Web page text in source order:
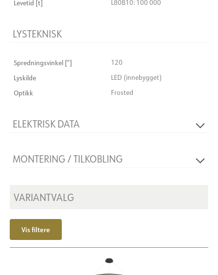
Levetid [t] L80B10: 100 000
LYSTEKNISK
Spredningsvinkel [°] 120
Lyskilde LED (innebygget)
Optikk Frosted
ELEKTRISK DATA
Spenning [V] 230V 50Hz
MONTERING / TILKOBLING
Montering
VARIANTVALG
Vis filtere